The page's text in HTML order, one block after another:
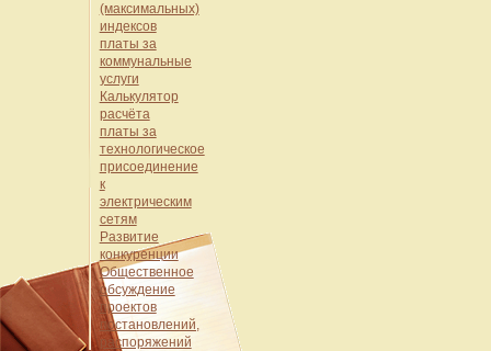
(максимальных)
индексов
платы за
коммунальные
услуги
Калькулятор
расчёта
платы за
технологическое
присоединение
к
электрическим
сетям
Развитие
конкуренции
Общественное
обсуждение
проектов
постановлений,
распоряжений